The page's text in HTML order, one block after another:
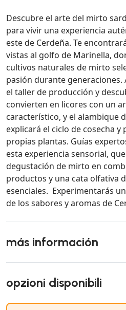
Descubre el arte del mirto
para vivir una experiencia
este de Cerdeña. Te
vistas al golfo de Marinella,
cultivos naturales de mirto
pasión durante generaciones.
el taller de producción y
convierten en licores con un
característico, y el alambique
explicará el ciclo de cosecha
propias plantas. Guías
esta experiencia sensorial,
degustación de mirto en
productos y una cata olfativa
esenciales. Experimentarás
de los sabores y aromas de
más información
opzioni disponibili